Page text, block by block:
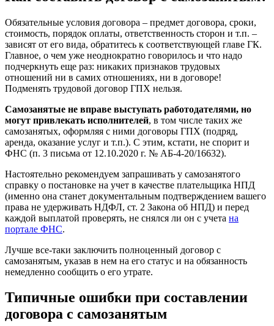
Обязательные условия договора – предмет договора, сроки,
стоимость, порядок оплаты, ответственность сторон и т.п. –
зависят от его вида, обратитесь к соответствующей главе ГК.
Главное, о чем уже неоднократно говорилось и что надо
подчеркнуть еще раз: никаких признаков трудовых
отношений ни в самих отношениях, ни в договоре!
Подменять трудовой договор ГПХ нельзя.
Самозанятые не вправе выступать работодателями, но
могут привлекать исполнителей, в том числе таких же
самозанятых, оформляя с ними договоры ГПХ (подряд,
аренда, оказание услуг и т.п.). С этим, кстати, не спорит и
ФНС (п. 3 письма от 12.10.2020 г. № АБ-4-20/16632).
Настоятельно рекомендуем запрашивать у самозанятого
справку о постановке на учет в качестве плательщика НПД
(именно она станет документальным подтверждением вашего
права не удерживать НДФЛ, ст. 2 Закона об НПД) и перед
каждой выплатой проверять, не снялся ли он с учета на
портале ФНС.
Лучше все-таки заключить полноценный договор с
самозанятым, указав в нем на его статус и на обязанность
немедленно сообщить о его утрате.
Типичные ошибки при составлении
договора с самозанятым